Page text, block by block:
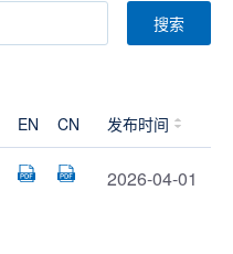
搜索
EN CN 发布时间
2026-04-01